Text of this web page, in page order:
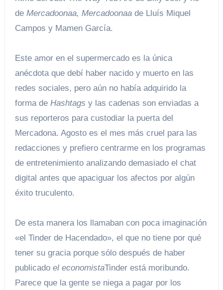
de Mercadoonaa, Mercadoonaade Lluís Miquel
Campos y Mamen García.
Este amor en el supermercado es la única
anécdota que debí haber nacido y muerto en las
redes sociales, pero aún no había adquirido la
forma de Hashtags y las cadenas son enviadas a
sus reporteros para custodiar la puerta del
Mercadona. Agosto es el mes más cruel para las
redacciones y prefiero centrarme en los programas
de entretenimiento analizando demasiado el chat
digital antes que apaciguar los afectos por algún
éxito truculento.
De esta manera los llamaban con poca imaginación
«el Tinder de Hacendado», el que no tiene por qué
tener su gracia porque sólo después de haber
publicado el economistaTinder está moribundo.
Parece que la gente se niega a pagar por los